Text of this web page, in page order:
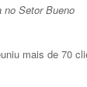
no Setor Bueno
mais de 70